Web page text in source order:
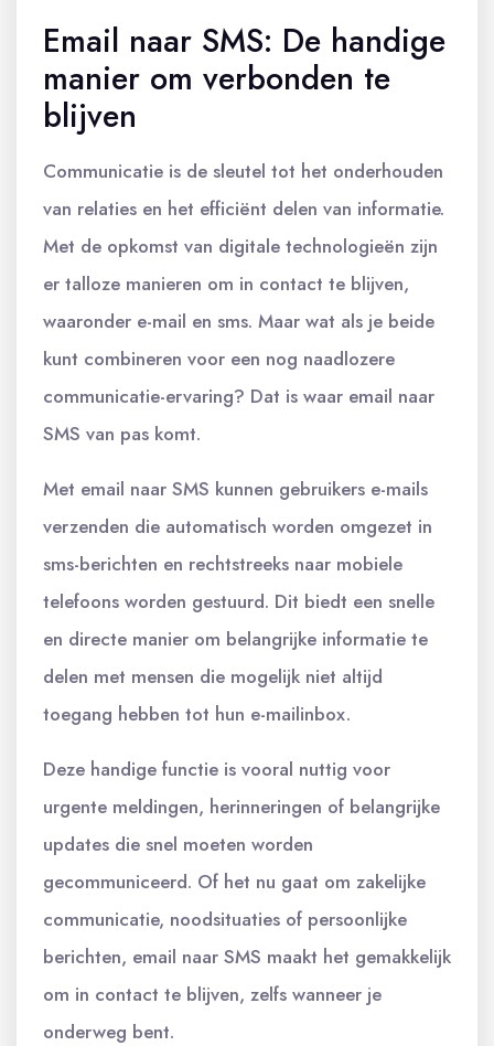
Email naar SMS: De handige
manier om verbonden te
blijven
Communicatie is de sleutel tot het onderhouden
van relaties en het efficiënt delen van informatie.
Met de opkomst van digitale technologieën zijn
er talloze manieren om in contact te blijven,
waaronder e-mail en sms. Maar wat als je beide
kunt combineren voor een nog naadlozere
communicatie-ervaring? Dat is waar email naar
SMS van pas komt.
Met email naar SMS kunnen gebruikers e-mails
verzenden die automatisch worden omgezet in
sms-berichten en rechtstreeks naar mobiele
telefoons worden gestuurd. Dit biedt een snelle
en directe manier om belangrijke informatie te
delen met mensen die mogelijk niet altijd
toegang hebben tot hun e-mailinbox.
Deze handige functie is vooral nuttig voor
urgente meldingen, herinneringen of belangrijke
updates die snel moeten worden
gecommuniceerd. Of het nu gaat om zakelijke
communicatie, noodsituaties of persoonlijke
berichten, email naar SMS maakt het gemakkelijk
om in contact te blijven, zelfs wanneer je
onderweg bent.